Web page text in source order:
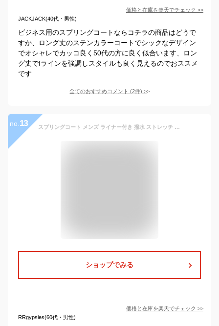
価格と在庫を楽天でチェック >>
JACKJACK(40代・男性)
ビジネス用のスプリングコートならコチラの商品はどうで
すか、ロング丈のステンカラーコートでシックなデザイン
でオシャレでカッコ良く50代の方に良く似合います、ロン
グ丈でIラインを強調しスタイルも良く見えるのでおススメ
です
全てのおすすめコメント (2件) >
no. 13 スプリングコート メンズ ライナー付き 撥水 ストレッチ ステンカラーコート ビジネスコート 春 秋 冬 3シーズン対応 軽量 取り外し可能 中綿 通勤 アウター 40代 50代 60代
ショップでみる
価格と在庫を楽天でチェック >>
RRgypsies(60代・男性)